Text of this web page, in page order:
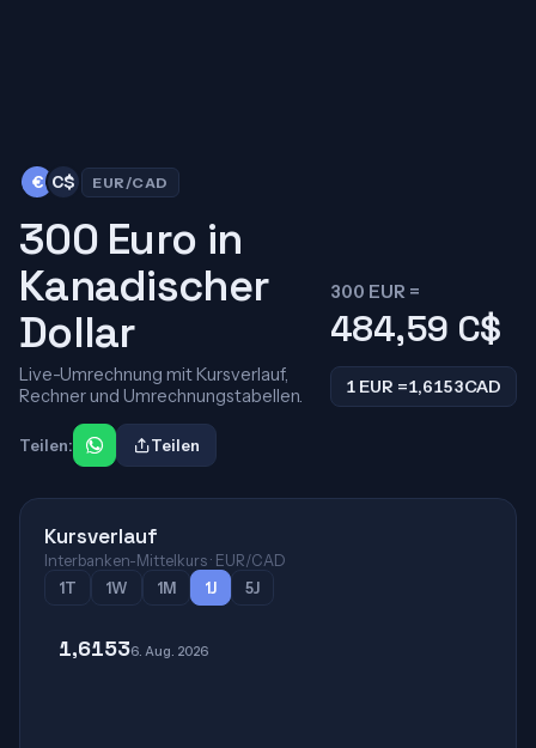
€ C$ EUR/CAD
300 Euro in
Kanadischer
Dollar
Live-Umrechnung mit Kursverlauf,
Rechner und Umrechnungstabellen.
300 EUR =
484,59 C$
1 EUR =1,6153CAD
Teilen: Teilen
Kursverlauf
Interbanken-Mittelkurs · EUR/CAD
1T
1W 1M 1J 5J
1,61536. Aug. 2026